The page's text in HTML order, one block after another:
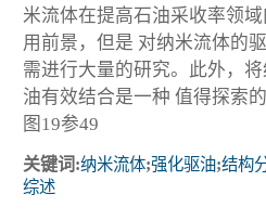
米流体在提高石油采收率领
用前景，但是 对纳米流体的
需进行大量的研究。此外，
油有效结合是一种 值得探索
图19参49
关键词:纳米流体;强化驱油;结构
综述